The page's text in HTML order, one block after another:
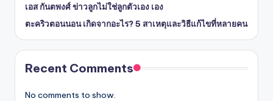
เอส กันตพงศ์ ข่าวลูกไม่ใช่ลูกตัวเอง เอง
ตะคริวตอนนอน เกิดจากอะไร? 5 สาเหตุและวิธีแก้ไขที่หลายคน
Recent Comments
No comments to show.